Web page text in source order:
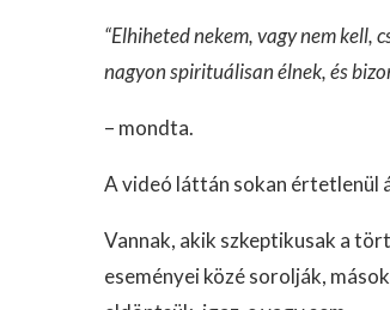
“Elhiheted nekem, vagy nem kell,
nagyon spirituálisan élnek, és
– mondta.
A videó láttán sokan értetlenül
Vannak, akik szkeptikusak a
eseményei közé sorolják,